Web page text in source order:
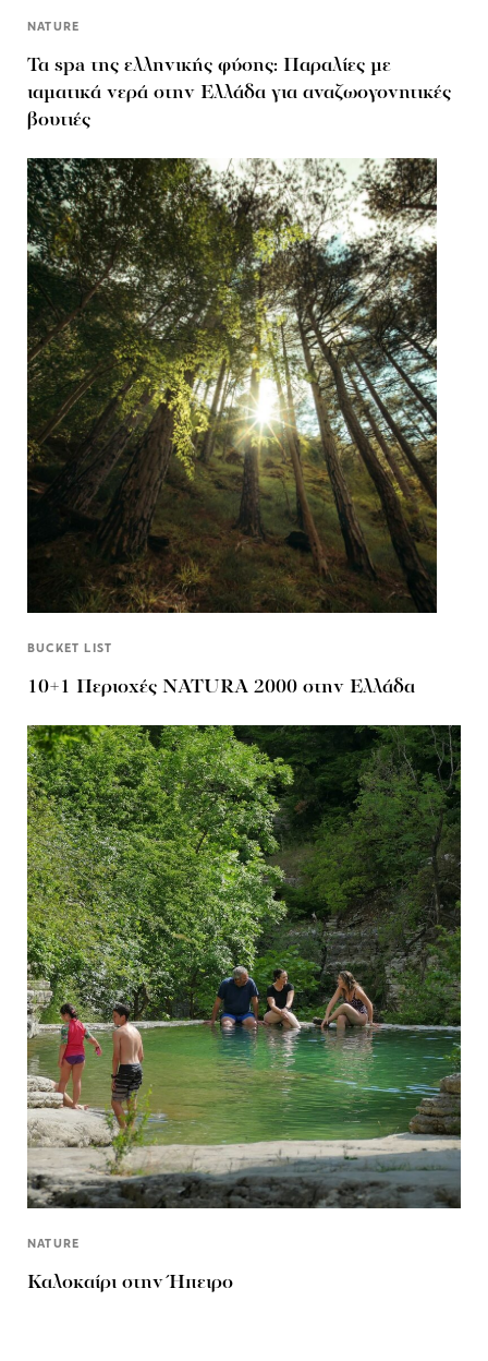
NATURE
Τα spa της ελληνικής φύσης: Παραλίες με
ιαματικά νερά στην Ελλάδα για αναζωογονητικές
βουτιές
BUCKET LIST
10+1 Περιοχές NATURA 2000 στην Ελλάδα
NATURE
Καλοκαίρι στην Ήπειρο